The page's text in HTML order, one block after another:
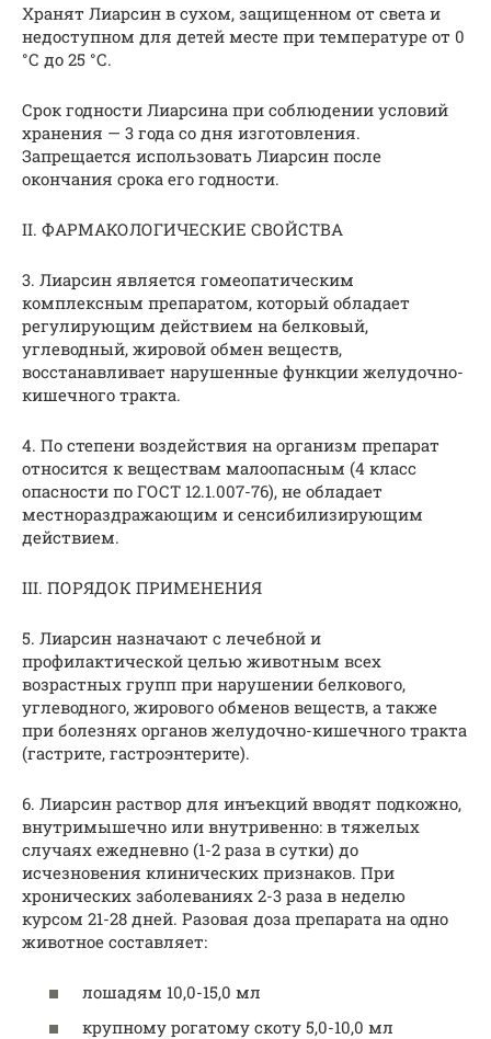
Хранят Лиарсин в сухом, защищенном от света и
недоступном для детей месте при температуре от 0
°С до 25 °С.
Срок годности Лиарсина при соблюдении условий
хранения — 3 года со дня изготовления.
Запрещается использовать Лиарсин после
окончания срока его годности.
II. ФАРМАКОЛОГИЧЕСКИЕ СВОЙСТВА
3. Лиарсин является гомеопатическим
комплексным препаратом, который обладает
регулирующим действием на белковый,
углеводный, жировой обмен веществ,
восстанавливает нарушенные функции желудочно-
кишечного тракта.
4. По степени воздействия на организм препарат
относится к веществам малоопасным (4 класс
опасности по ГОСТ 12.1.007-76), не обладает
местнораздражающим и сенсибилизирующим
действием.
III. ПОРЯДОК ПРИМЕНЕНИЯ
5. Лиарсин назначают с лечебной и
профилактической целью животным всех
возрастных групп при нарушении белкового,
углеводного, жирового обменов веществ, а также
при болезнях органов желудочно-кишечного тракта
(гастрите, гастроэнтерите).
6. Лиарсин раствор для инъекций вводят подкожно,
внутримышечно или внутривенно: в тяжелых
случаях ежедневно (1-2 раза в сутки) до
исчезновения клинических признаков. При
хронических заболеваниях 2-3 раза в неделю
курсом 21-28 дней. Разовая доза препарата на одно
животное составляет:
лошадям 10,0-15,0 мл
крупному рогатому скоту 5,0-10,0 мл